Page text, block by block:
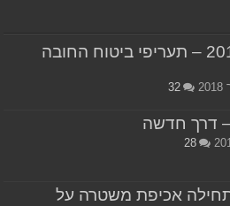
מינואר 2019 – תעריפי ביטוח החובה
32
– דרך חדשה
28
אכיפת משטרה על